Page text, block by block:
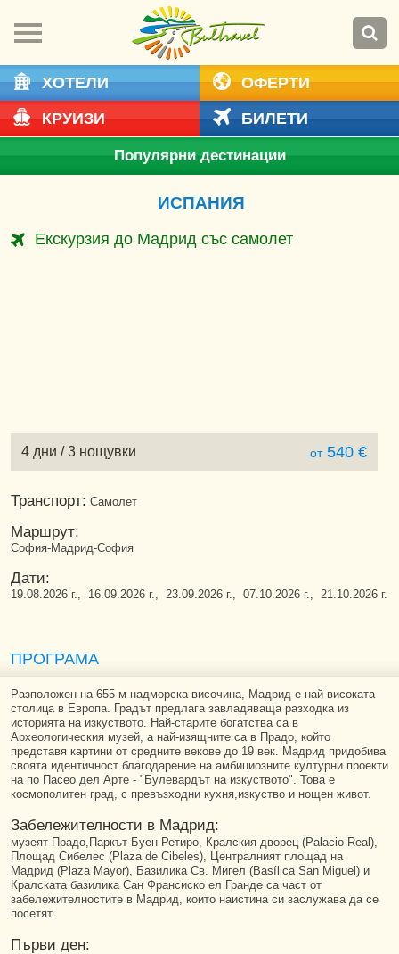
ХОТЕЛИ
ОФЕРТИ
КРУИЗИ
БИЛЕТИ
Популярни дестинации
ИСПАНИЯ
Екскурзия до Мадрид със самолет
4 дни / 3 нощувки от540 €
Транспорт: Самолет
Маршрут:
София-Мадрид-София
Дати:
19.08.2026 г., 16.09.2026 г., 23.09.2026 г., 07.10.2026 г., 21.10.2026 г.
ПРОГРАМА
Разположен на 655 м надморска височина, Мадрид е най-високата
столица в Европа. Градът предлага завладяваща разходка из
историята на изкуството. Най-старите богатства са в
Археологическия музей, а най-изящните са в Прадо, който
представя картини от средните векове до 19 век. Мадрид придобива
своята идентичност благодарение на амбициозните културни проекти
на по Пасео дел Арте - "Булевардът на изкуството". Това е
космополитен град, с превъзходни кухня,изкуство и нощен живот.
Забележителности в Мадрид:
музеят Прадо,Паркът Буен Ретиро, Кралския дворец (Palacio Real),
Площад Сибелес (Plaza de Cibeles), Централният площад на
Мадрид (Plaza Mayor), Базилика Св. Мигел (Basílica San Miguel) и
Кралската базилика Сан Франсиско ел Гранде са част от
забележителностите в Мадрид, които наистина си заслужава да се
посетят.
Първи ден: